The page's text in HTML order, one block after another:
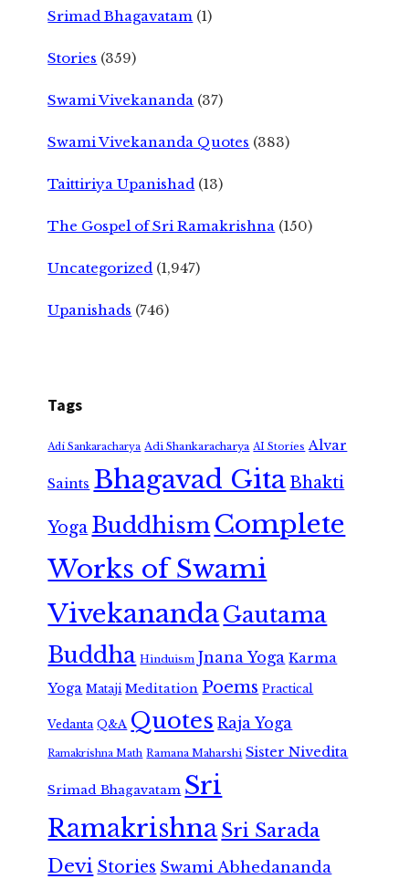
Srimad Bhagavatam (1)
Stories (359)
Swami Vivekananda (37)
Swami Vivekananda Quotes (383)
Taittiriya Upanishad (13)
The Gospel of Sri Ramakrishna (150)
Uncategorized (1,947)
Upanishads (746)
Tags
Adi Sankaracharya Adi Shankaracharya AI Stories Alvar
Saints Bhagavad GitaBhakti
Yoga Buddhism Complete
Works of Swami
VivekanandaGautama
Buddha Hinduism Jnana Yoga Karma
Yoga Mataji Meditation Poems Practical
Vedanta Q&A Quotes Raja Yoga
Ramakrishna Math Ramana Maharshi Sister Nivedita
Srimad Bhagavatam Sri
RamakrishnaSri Sarada
Devi Stories Swami Abhedananda